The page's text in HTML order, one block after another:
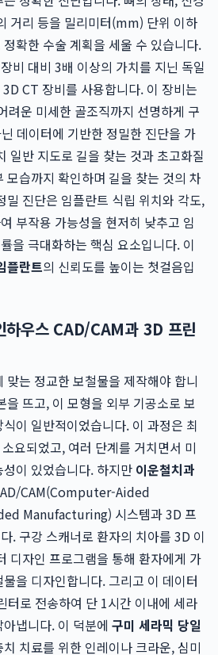
거리 등을 밀리미터(mm) 단위 이하
확한 수술 계획을 세울 수 있습니다.
비 대비 3배 이상의 가치를 지닌 독일
CT 장비를 사용합니다. 이 장비는
려운 미세한 골조직까지 선명하게 구
데이터에 기반한 정밀한 진단을 가
일반 지도로 길을 찾는 것과 초고화질
모습까지 확인하며 길을 찾는 것의 차
밀 진단은 임플란트 식립 위치와 각도,
부작용 가능성을 현저히 낮추고 임
을 극대화하는 핵심 요소입니다. 이
플란트의 신뢰도를 높이는 첫걸음입
하우스 CAD/CAM과 3D 프린
맞는 정교한 보철물을 제작해야 합니
을 뜨고, 이 모형을 외부 기공소로 보
이 일반적이었습니다. 이 과정은 최
요되었고, 여러 단계를 거치면서 미
이 있었습니다. 하지만 이운철치과
CAM(Computer-Aided
Manufacturing) 시스템과 3D 프
. 구강 스캐너로 환자의 치아를 3D 이
디자인 프로그램을 통해 환자에게 가
을 디자인합니다. 그리고 이 데이터
터로 전송하여 단 1시간 이내에 세라
냅니다. 이 덕분에 구미 세라믹 당일
치료를 위한 인레이나 크라운, 심미